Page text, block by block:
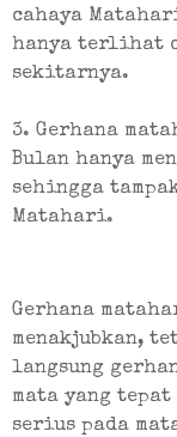
cahaya
hanya terlihat
sekitarnya.
3. Gerhana
Bulan hanya
sehingga
Matahari.
Gerhana
menakjubkan,
langsung
mata yang tepat
serius pada